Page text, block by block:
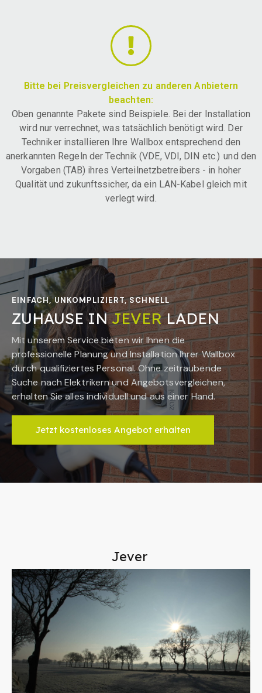
Bitte bei Preisvergleichen zu anderen Anbietern
beachten:
Oben genannte Pakete sind Beispiele. Bei der Installation
wird nur verrechnet, was tatsächlich benötigt wird. Der
Techniker installieren Ihre Wallbox entsprechend den
anerkannten Regeln der Technik (VDE, VDI, DIN etc.) und den
Vorgaben (TAB) ihres Verteilnetzbetreibers - in hoher
Qualität und zukunftssicher, da ein LAN-Kabel gleich mit
verlegt wird.
EINFACH, UNKOMPLIZIERT, SCHNELL
ZUHAUSE INJEVERLADEN
Mit unserem Service bieten wir Ihnen die
professionelle Planung und Installation Ihrer Wallbox
durch qualifiziertes Personal. Ohne zeitraubende
Suche nach Elektrikern und Angebotsvergleichen,
erhalten Sie alles individuell und aus einer Hand.
Jetzt kostenloses Angebot erhalten
Jever